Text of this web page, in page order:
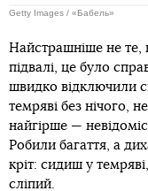
Getty Images / «Бабель»
Найстрашніше не те,
підвалі, це було
швидко відключили
темряві без нічого,
найгірше —
Робили багаття, а
кріт: сидиш у
сліпий.